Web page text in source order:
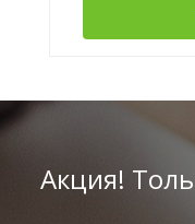
Акция!